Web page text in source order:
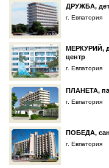
ДРУЖБА,
г. Евпатория
МЕРКУРИЙ,
центр
г. Евпатория
ПЛАНЕТА,
г. Евпатория
ПОБЕДА,
г. Евпатория